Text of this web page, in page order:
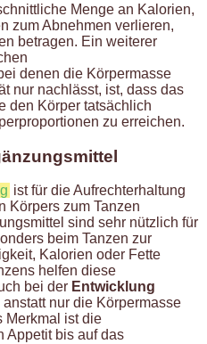
Menge an Kalorien,
zum Abnehmen verlieren,
betragen. Ein weiterer
denen die Körpermasse
nur nachlässt, ist, dass das
den Körper tatsächlich
zu erreichen.
ist für die Aufrechterhaltung
Körpers zum Tanzen
sind sehr nützlich für
beim Tanzen zur
Kalorien oder Fette
helfen diese
bei der Entwicklung
anstatt nur die Körpermasse
Merkmal ist die
Appetit bis auf das